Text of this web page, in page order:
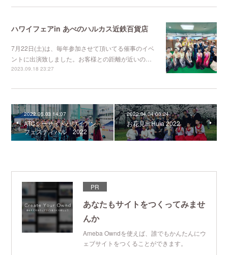
ハワイフェアin あべのハルカス近鉄百貨店
7月22日(土)は、毎年参加させて頂いてる催事のイベ
ントに出演致しました。お客様との距離が近いの…
2023.09.18 23:27
2022.05.03 14:07
ATCシーサイドハワイアン
フェスティバル 2022
2022.04.04 00:24
お花見🌸Hula 2022
PR
あなたもサイトをつくってみませ
んか
Ameba Owndを使えば、誰でもかんたんにウ
ェブサイトをつくることができます。